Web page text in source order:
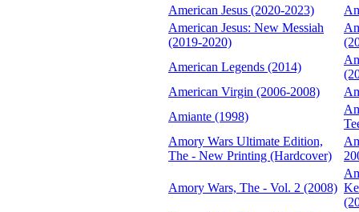
American Jesus (2020-2023)
American Jesus: New Messiah
(2019-2020)
American Legends (2014)
American Virgin (2006-2008)
Amiante (1998)
Amory Wars Ultimate Edition,
The - New Printing (Hardcover)
Amory Wars, The - Vol. 2 (2008)